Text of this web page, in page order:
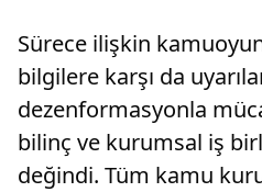
Sürece ilişkin
bilgilere karşı da
dezenformasyonla
bilinç ve kurumsal iş
değindi. Tüm kamu